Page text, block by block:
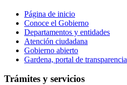
Página de inicio
Conoce el Gobierno
Departamentos y entidades
Atención ciudadana
Gobierno abierto
Gardena, portal de transparencia
Trámites y servicios